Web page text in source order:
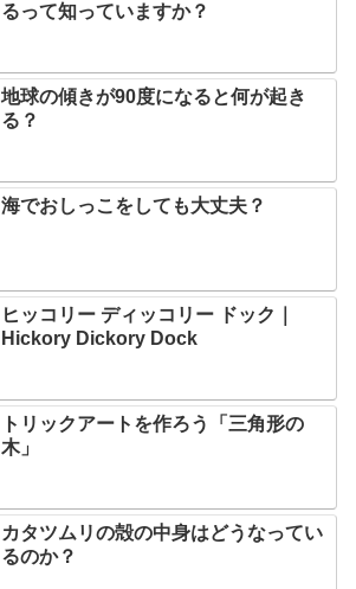
るって知っていますか？
地球の傾きが90度になると何が起き
る？
海でおしっこをしても大丈夫？
ヒッコリー ディッコリー ドック｜
Hickory Dickory Dock
トリックアートを作ろう「三角形の
木」
カタツムリの殻の中身はどうなってい
るのか？